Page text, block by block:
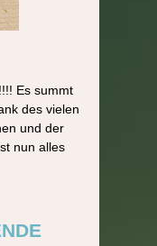
Es summt
des vielen
und der
nun alles